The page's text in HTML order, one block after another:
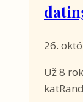
26.
Už 8